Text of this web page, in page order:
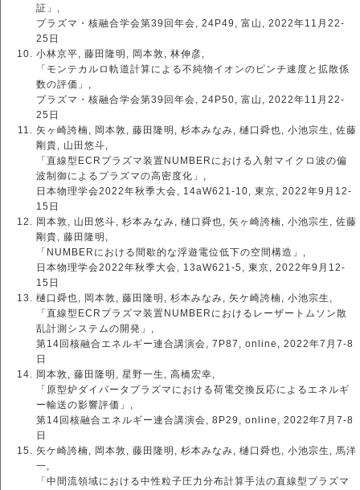
証」,
プラズマ・核融合学会第39回年会, 24P49, 富山, 2022年11月22-
25日
小林京平, 藤田隆明, 岡本敦, 林伸彦,
「モンテカルロ軌道計算による不純物イオンのピンチ速度と拡散係
数の評価」,
プラズマ・核融合学会第39回年会, 24P50, 富山, 2022年11月22-
25日
矢ヶ崎誇楠, 岡本敦, 藤田隆明, 杉本みなみ, 樋口舜也, 小池宗生, 佐藤
剛貴, 山田悠斗,
「直線型ECRプラズマ装置NUMBERにおける入射マイクロ波の偏
波制御によるプラズマの高密度化」,
日本物理学会2022年秋季大会, 14aW621-10, 東京, 2022年9月12-
15日
岡本敦, 山田悠斗, 杉本みなみ, 樋口舜也, 矢ヶ崎誇楠, 小池宗生, 佐藤
剛貴, 藤田隆明,
「NUMBERにおける間歇的な浮遊電位低下の空間構造」,
日本物理学会2022年秋季大会, 13aW621-5, 東京, 2022年9月12-
15日
樋口舜也, 岡本敦, 藤田隆明, 杉本みなみ, 矢ケ崎誇楠, 小池宗生,
「直線型ECRプラズマ装置NUMBERにおけるレーザートムソン散
乱計測システムの開発」,
第14回核融合エネルギー連合講演会, 7P87, online, 2022年7月7-8
日
岡本敦, 藤田隆明, 星野一生, 高橋宏幸,
「原型炉ダイバータプラズマにおける荷電交換反応によるエネルギ
ー輸送の影響評価」,
第14回核融合エネルギー連合講演会, 8P29, online, 2022年7月7-8
日
矢ケ崎誇楠, 岡本敦, 藤田隆明, 杉本みなみ, 樋口舜也, 小池宗生, 馬洋
一,
「中間流領域における中性粒子圧力分布計算手法の直線型プラズマ